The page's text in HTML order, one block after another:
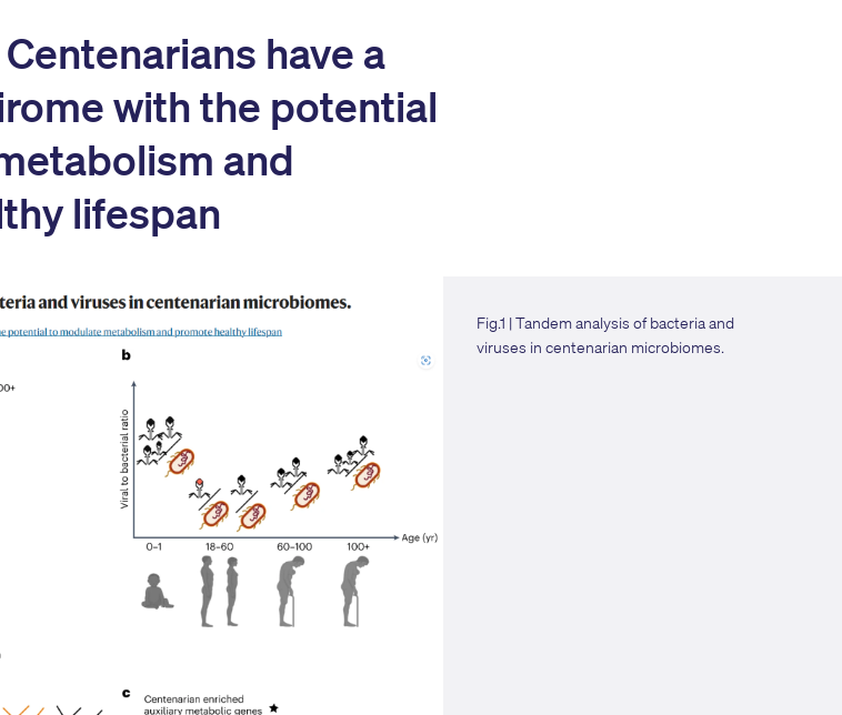
Centenarians have a
with the potential
and
lifespan
Fig.1 | Tandem analysis of bacteria and
viruses in centenarian microbiomes.